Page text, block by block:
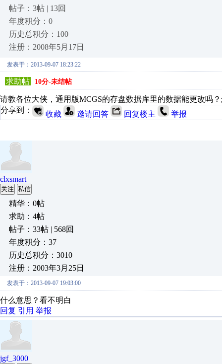
帖子：3帖 | 13回
年度积分：0
历史总积分：100
注册：2008年5月17日
发表于：2013-09-07 18:23:22
求助帖 10分-未结帖
请教各位大侠，通用版MCGS的存盘数据库里的数据能更改吗
分享到：
收藏 邀请回答 回复楼主 举报
clxsmart
关注 私信
精华：0帖
求助：4帖
帖子：33帖 | 568回
年度积分：37
历史总积分：3010
注册：2003年3月25日
发表于：2013-09-07 19:03:00
什么意思？看不明白
回复 引用 举报
jgf_3000